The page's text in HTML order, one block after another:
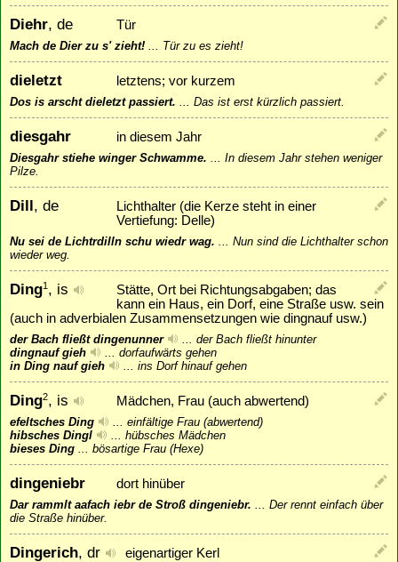
Diehr, de Tür
Mach de Dier zu s' zieht! Tür zu es zieht!
dieletzt letztens; vor kurzem
Dos is arscht dieletzt passiert. Das ist erst kürzlich passiert.
diesgahr in diesem Jahr
Diesgahr stiehe winger Schwamme.
In diesem Jahr stehen weniger
Pilze.
Dill, de
Lichthalter (die Kerze steht in einer
Vertiefung: Delle)
Nu sei de Lichtrdilln schu wiedr wag.
Nun sind die Lichthalter schon
wieder weg.
Ding1 , is
Stätte, Ort bei Richtungsabgaben; das
kann ein Haus, ein Dorf, eine Straße usw. sein
(auch in adverbialen Zusammensetzungen wie dingnauf usw.)
der Bach fließt dingenunner
der Bach fließt hinunter
dingnauf gieh
dorfaufwärts gehen
in Ding nauf gieh
ins Dorf hinauf gehen
Ding2, is Mädchen, Frau (auch abwertend)
efeltsches Ding
einfältige Frau (abwertend)
hibsches Dingl
hübsches Mädchen
bieses Ding
bösartige Frau (Hexe)
dingeniebr dort hinüber
Dar rammlt aafach iebr de Stroß dingeniebr.
Der rennt einfach über
die Straße hinüber.
Dingerich, dr eigenartiger Kerl